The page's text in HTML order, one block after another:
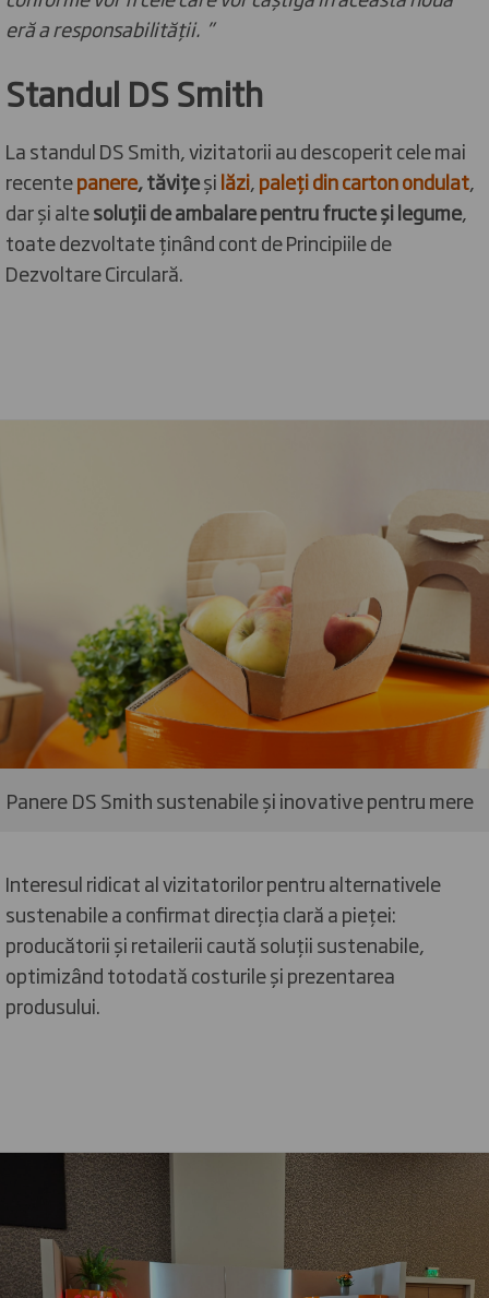
eră a responsabilității. ”
Standul DS Smith
La standul DS Smith, vizitatorii au descoperit cele mai
recentepanere, tăvițeșilăzi,paleți din carton ondulat,
dar și altesoluții de ambalare pentru fructe și legume,
toate dezvoltate ținând cont de Principiile de
Dezvoltare Circulară.
Panere DS Smith sustenabile și inovative pentru mere
Interesul ridicat al vizitatorilor pentru alternativele
sustenabile a confirmat direcția clară a pieței:
producătorii și retailerii caută soluții sustenabile,
optimizând totodată costurile și prezentarea
produsului.